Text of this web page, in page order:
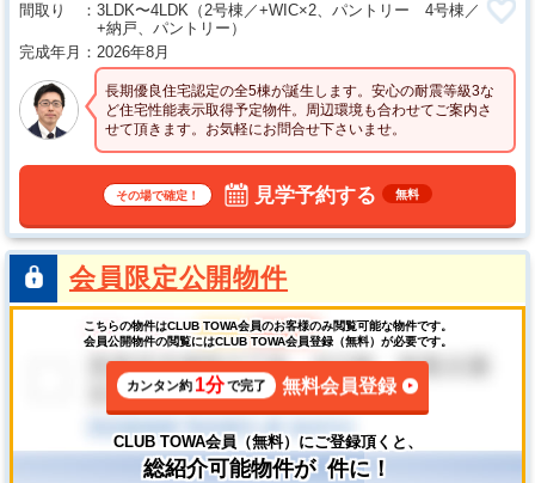
間取り
3LDK〜4LDK （2号棟／+WIC×2、パントリー 4号棟／
+納戸、パントリー）
完成年月
2026年8月
長期優良住宅認定の全5棟が誕生します。安心の耐震等級3な
ど住宅性能表示取得予定物件。周辺環境も合わせてご案内さ
せて頂きます。お気軽にお問合せ下さいませ。
その場で確定！ 見学予約する 無料
会員限定公開物件
こちらの物件はCLUB TOWA会員のお客様のみ閲覧可能な物件です。
会員公開物件の閲覧にはCLUB TOWA会員登録（無料）が必要です。
カンタン約 1分 で完了 無料会員登録
CLUB TOWA会員（無料）にご登録頂くと、
総紹介可能物件が 件に！